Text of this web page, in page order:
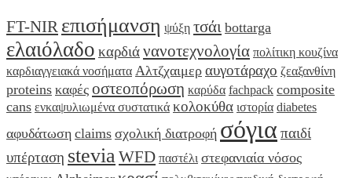
FT-NIR επισήμανση ψύξη τσάι bottarga
ελαιόλαδο καρδιάνανοτεχνολογία πολίτικη κουζίνα
καρδιαγγειακά νοσήματα Αλτζχαιμερ αυγοτάραχο ζεαξανθίνη
proteins καφές οστεοπόρωση καρύδα fachpack composite
cans ενκαψυλιωμένα συστατικά κολοκύθα ιστορία diabetes
αφυδάτωση claims σχολική διατροφή σόγια παιδί
υπέρταση stevia WFD παστέλι στεφανιαία νόσος